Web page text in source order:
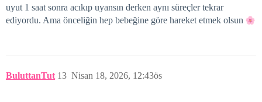
uyut 1 saat sonra acıkıp uyansın derken aynı süreçler tekrar
ediyordu. Ama önceliğin hep bebeğine göre hareket etmek olsun
BuluttanTut Nisan 18, 2026, 12:43ös
13